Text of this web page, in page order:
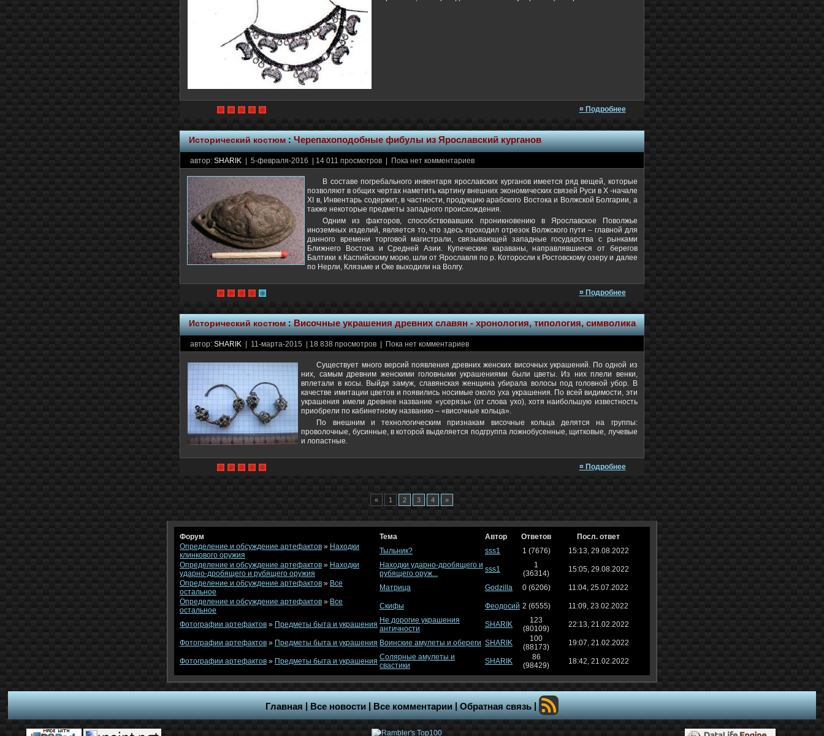
¤ Подробнее
Исторический костюм: Черепахоподобные фибулы из Ярославский курганов
автор:SHARIK | 5-февраля-2016 | 14 011 просмотров | Пока нет комментариев
В составе погребального инвентаря ярославских курганов имеется ряд вещей, которые
позволяют в общих чертах наметить картину внешних экономических связей Руси в X -начале
XI в, Инвентарь содержит, в частности, продукцию арабского Востока и Волжской Болгарии, а
также некоторые предметы западного происхождения.
Одним из факторов, способствовавших проникновению в Ярославское Поволжье
иноземных изделий, является то, что здесь проходил отрезок Волжского пути – главной для
данного времени торговой магистрали, связывающей западные государства с рынками
Ближнего Востока и Средней Азии. Купеческие караваны, направлявшиеся от берегов
Балтики к Каспийскому морю, шли от Ярославля по р. Которосли к Ростовскому озеру и далее
по Нерли, Клязьме и Оке выходили на Волгу.
¤ Подробнее
Исторический костюм: Височные украшения древних славян - хронология, типология, символика
автор:SHARIK | 11-марта-2015 | 18 838 просмотров | Пока нет комментариев
Существует много версий появления древних женских височных украшений. По одной из
них, самым древним женскими головными украшениями были цветы. Из них плели венки,
вплетали в косы. Выйдя замуж, славянская женщина убирала волосы под головной убор. В
качестве имитации цветов и появились носимые около уха украшения. По всей видимости, эти
украшения имели древнее название «усерязь» (от слова ухо), хотя наибольшую известность
приобрели по кабинетному названию – «височные кольца».
По внешним и технологическим признакам височные кольца делятся на группы:
проволочные, бусинные, в которой выделяется подгруппа ложнобусенные, щитковые, лучевые
и лопастные.
¤ Подробнее
« 1 2 3 4 »
Форум Тема Автор Ответов
Посл. ответ
Определение и обсуждение артефактов » Находки
клинкового оружия
Тыльник? sss1 1 (7676)
15:13, 29.08.2022
Определение и обсуждение артефактов » Находки
ударно-дробящего и рубящего оружия
Находки ударно-дробящего и
рубящего оруж...
sss1
1
(36314)
15:05, 29.08.2022
Определение и обсуждение артефактов » Все
остальное
Матрица Godzilla 0 (6206)
11:04, 25.07.2022
Определение и обсуждение артефактов » Все
остальное
Скифы Феодосий 2 (6555) 11:09, 23.02.2022
Фотографии артефактов » Предметы быта и украшения Не дорогие украшения
античности
SHARIK
123
(80109)
22:13, 21.02.2022
Фотографии артефактов » Предметы быта и украшения Воинские амулеты и обереги SHARIK
100
(88173)
19:07, 21.02.2022
Фотографии артефактов » Предметы быта и украшения Солярные амулеты и
свастики
SHARIK
86
(98429)
18:42, 21.02.2022
Главная|Все новости|Все комментарии|Обратная связь|